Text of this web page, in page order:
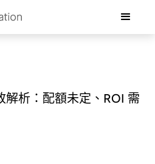
解析：配額未定、ROI 需